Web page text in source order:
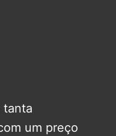
tanta
um preço